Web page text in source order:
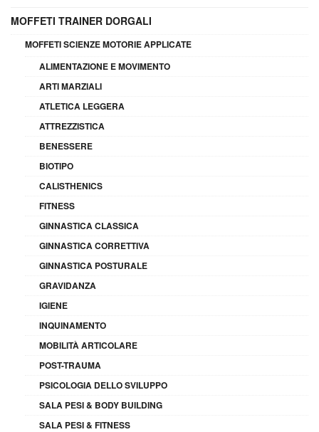
MOFFETI TRAINER DORGALI
MOFFETI SCIENZE MOTORIE APPLICATE
ALIMENTAZIONE E MOVIMENTO
ARTI MARZIALI
ATLETICA LEGGERA
ATTREZZISTICA
BENESSERE
BIOTIPO
CALISTHENICS
FITNESS
GINNASTICA CLASSICA
GINNASTICA CORRETTIVA
GINNASTICA POSTURALE
GRAVIDANZA
IGIENE
INQUINAMENTO
MOBILITÀ ARTICOLARE
POST-TRAUMA
PSICOLOGIA DELLO SVILUPPO
SALA PESI & BODY BUILDING
SALA PESI & FITNESS